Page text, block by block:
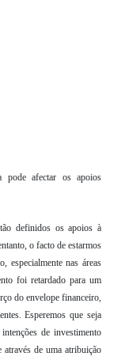
pode afectar os apoios
definidos os apoios à
o facto de estarmos
especialmente nas áreas
foi retardado para um
do envelope financeiro,
Esperemos que seja
de investimento
através de uma atribuição